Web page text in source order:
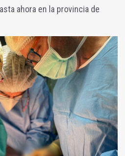
ahora en la provincia de